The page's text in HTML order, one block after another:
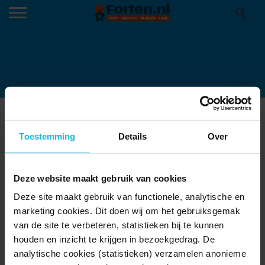
Toestemming Details Over
Deze website maakt gebruik van cookies
Deze site maakt gebruik van functionele, analytische en
marketing cookies. Dit doen wij om het gebruiksgemak
van de site te verbeteren, statistieken bij te kunnen
houden en inzicht te krijgen in bezoekgedrag. De
analytische cookies (statistieken) verzamelen anonieme